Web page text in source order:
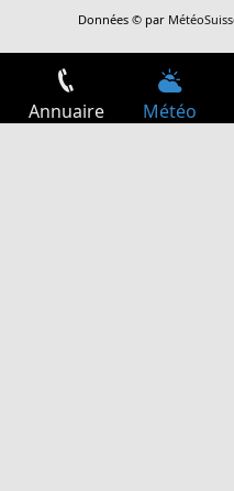
Données © par
Annuaire Météo